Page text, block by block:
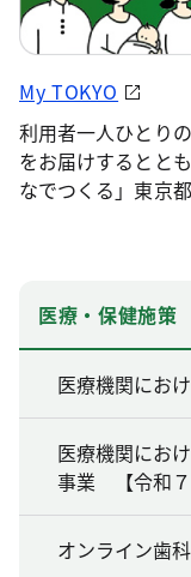
My TOKYO
利用者一人ひとり
をお届けするとと
なでつくる」東京
医療・保健施策
医療機関にお
医療機関にお
事業 【令和７
オンライン歯